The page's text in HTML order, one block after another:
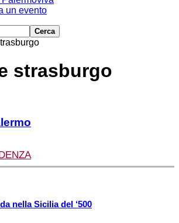
un evento
strasburgo
nella Sicilia del ‘500